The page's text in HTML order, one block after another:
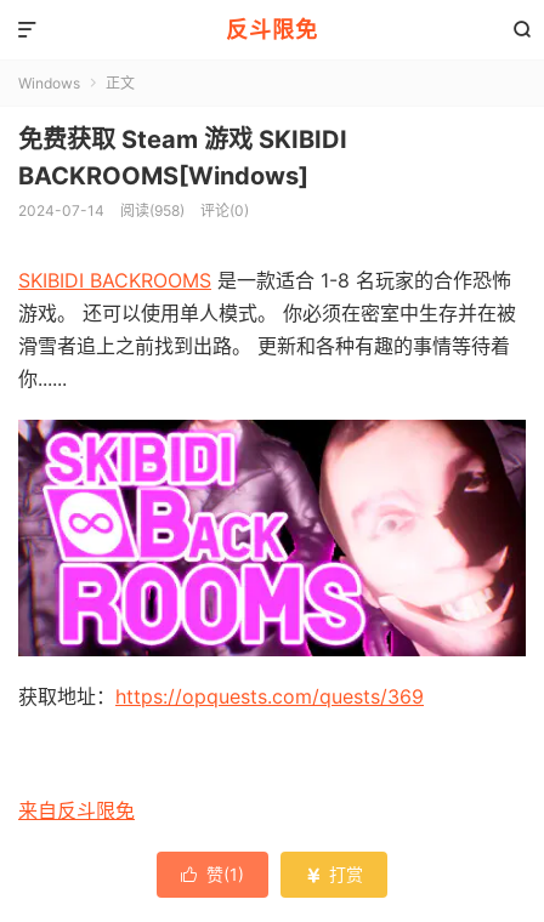
反斗限免 

Windows  正文
免费获取 Steam 游戏 SKIBIDI
BACKROOMS[Windows]
2024-07-14 阅读(958) 评论(0)
SKIBIDI BACKROOMS 是一款适合 1-8 名玩家的合作恐怖
游戏。 还可以使用单人模式。 你必须在密室中生存并在被
滑雪者追上之前找到出路。 更新和各种有趣的事情等待着
你......
获取地址： https://opquests.com/quests/369
来自反斗限免
 赞(1)  打赏